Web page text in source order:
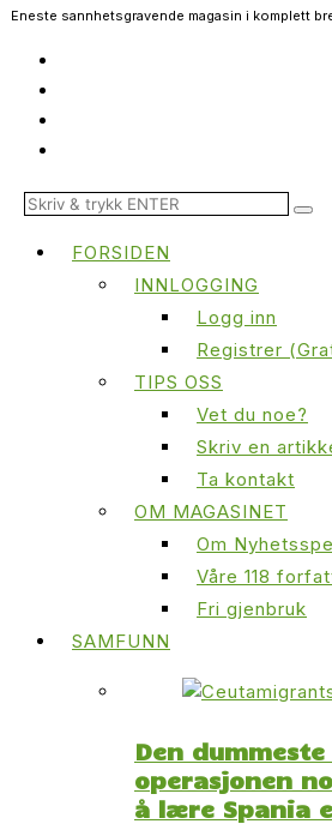
Eneste sannhetsgravende magasin i komplett
FORSIDEN
INNLOGGING
Logg inn
Registrer
TIPS OSS
Vet du noe?
Skriv en
Ta kontakt
OM MAGASINET
Om
Våre 118
Fri gjenbruk
SAMFUNN
Den
operasjonen
å lære Spania